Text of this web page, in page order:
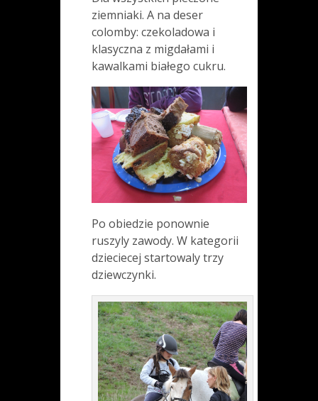
ziemniaki. A na deser
colomby: czekoladowa i
klasyczna z migdałami i
kawalkami białego cukru.
Po obiedzie ponownie
ruszyly zawody. W kategorii
dzieciecej startowaly trzy
dziewczynki.